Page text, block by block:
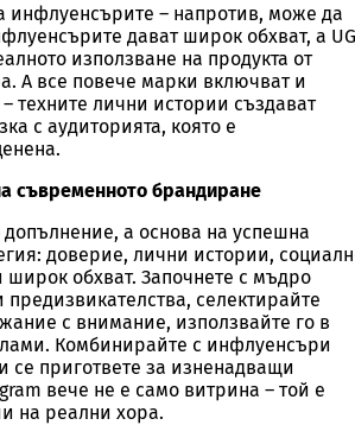
инфлуенсърите – напротив, може да
дават широк обхват, а
използване на продукта от
А все повече марки включват и
техните лични истории създават
с аудиторията, която е
съвременното брандиране
допълнение, а основа на успешна
доверие, лични истории,
широк обхват. Започнете с мъдро
предизвикателства, селектирайте
с внимание, използвайте го в
Комбинирайте с инфлуенсъри
се пригответе за изненадващи
вече не е само витрина – той е
на реални хора.